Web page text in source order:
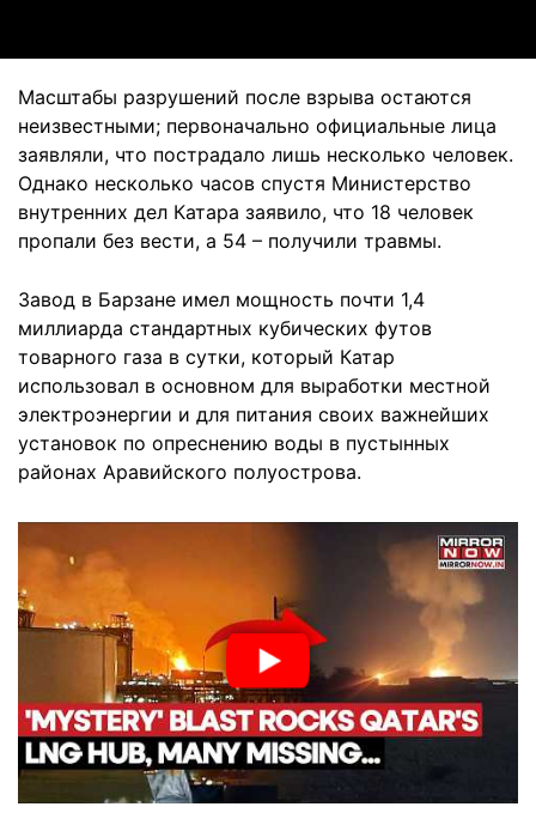
Масштабы разрушений после взрыва остаются
неизвестными; первоначально официальные лица
заявляли, что пострадало лишь несколько человек.
Однако несколько часов спустя Министерство
внутренних дел Катара заявило, что 18 человек
пропали без вести, а 54 – получили травмы.
Завод в Барзане имел мощность почти 1,4
миллиарда стандартных кубических футов
товарного газа в сутки, который Катар
использовал в основном для выработки местной
электроэнергии и для питания своих важнейших
установок по опреснению воды в пустынных
районах Аравийского полуострова.